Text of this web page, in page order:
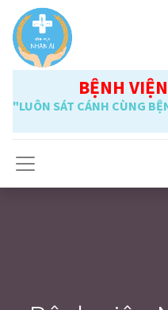
BỆNH
"LUÔN SÁT CÁNH CÙNG